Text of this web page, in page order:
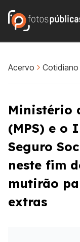
Acervo Cotidiano
Ministério
(MPS) e o
Seguro
neste fim
mutirão
extras